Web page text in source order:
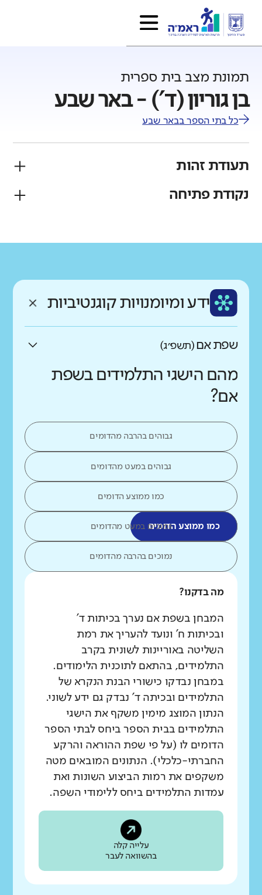
תמונת מצב בית ספרית
בן גוריון (ד') - באר שבע
כל בתי הספר בבאר שבע
תעודת זהות
פיקוח
עברית ותיק
נקודת פתיחה
רקע חברתי כלכלי
נמוך ידע ומיומנויות קוגנטיביות
שפת אם(תשפ״ג)
מהם הישגי התלמידים בשפת
אם?
גבוהים בהרבה מהדומים
גבוהים במעט מהדומים
כמו ממוצע הדומים
כמו ממוצע הדומיםנמוכים במעט מהדומים
נמוכים בהרבה מהדומים
מה בדקנו?
המבחן בשפת אם נערך בכיתות ד'
ובכיתות ח' ונועד להעריך את רמת
השליטה באוריינות לשונית בקרב
התלמידים, בהתאם לתוכנית הלימודים.
במבחן נבדקו כישורי הבנת הנקרא של
התלמידים ובכיתה ד' נבדק גם ידע לשוני.
הנתון המוצג מימין משקף את הישגי
התלמידים בבית הספר ביחס לבתי הספר
הדומים לו (על פי שפת ההוראה והרקע
החברתי-כלכלי). הנתונים המובאים מטה
משקפים את רמות הביצוע השונות ואת
עמדות התלמידים ביחס ללימודי השפה.
עלייה קלה
בהשוואה לעבר